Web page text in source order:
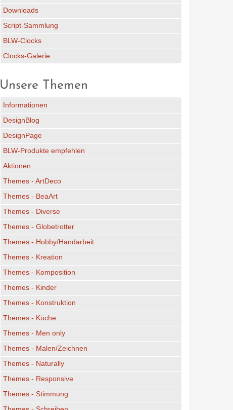
Downloads
Script-Sammlung
BLW-Clocks
Clocks-Galerie
Unsere Themen
Informationen
DesignBlog
DesignPage
BLW-Produkte empfehlen
Aktionen
Themes - ArtDeco
Themes - BeaArt
Themes - Diverse
Themes - Globetrotter
Themes - Hobby/Handarbeit
Themes - Kreation
Themes - Komposition
Themes - Kinder
Themes - Konstruktion
Themes - Küche
Themes - Men only
Themes - Malen/Zeichnen
Themes - Naturally
Themes - Responsive
Themes - Stimmung